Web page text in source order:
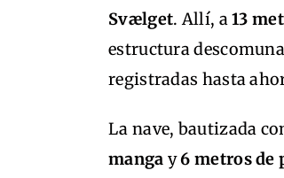
Svælget. Allí, a13
estructura
registradas hasta
La nave, bautizada
manga y6 metros de